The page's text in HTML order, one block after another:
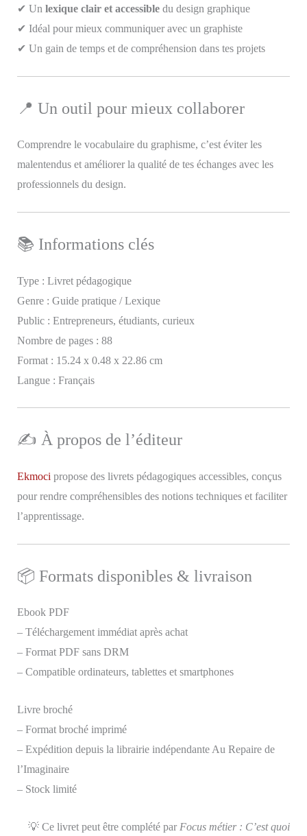
✔ Un lexique clair et accessibledu design graphique
✔ Idéal pour mieux communiquer avec un graphiste
✔ Un gain de temps et de compréhension dans tes projets
📍 Un outil pour mieux collaborer
Comprendre le vocabulaire du graphisme, c’est éviter les
malentendus et améliorer la qualité de tes échanges avec les
professionnels du design.
📚 Informations clés
Type : Livret pédagogique
Genre : Guide pratique / Lexique
Public : Entrepreneurs, étudiants, curieux
Nombre de pages : 88
Format : 15.24 x 0.48 x 22.86 cm
Langue : Français
✍️ À propos de l’éditeur
Ekmoci propose des livrets pédagogiques accessibles, conçus
pour rendre compréhensibles des notions techniques et faciliter
l’apprentissage.
📦 Formats disponibles & livraison
Ebook PDF
– Téléchargement immédiat après achat
– Format PDF sans DRM
– Compatible ordinateurs, tablettes et smartphones
Livre broché
– Format broché imprimé
– Expédition depuis la librairie indépendante Au Repaire de
l’Imaginaire
– Stock limité
💡 Ce livret peut être complété par Focus métier : C’est quoi